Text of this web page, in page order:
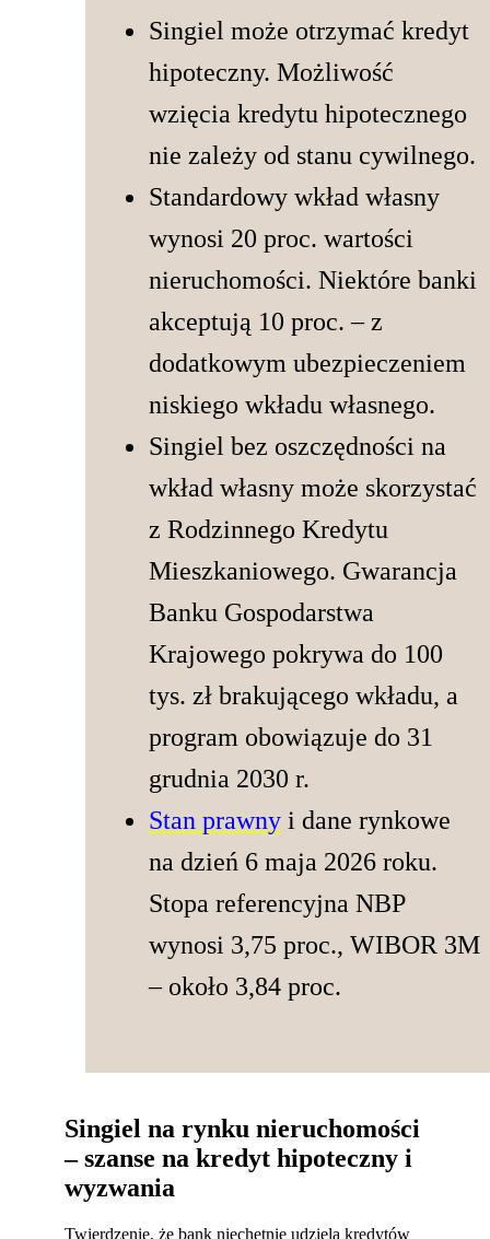
Singiel może otrzymać kredyt
hipoteczny. Możliwość
wzięcia kredytu hipotecznego
nie zależy od stanu cywilnego.
Standardowy wkład własny
wynosi 20 proc. wartości
nieruchomości. Niektóre banki
akceptują 10 proc. – z
dodatkowym ubezpieczeniem
niskiego wkładu własnego.
Singiel bez oszczędności na
wkład własny może skorzystać
z Rodzinnego Kredytu
Mieszkaniowego. Gwarancja
Banku Gospodarstwa
Krajowego pokrywa do 100
tys. zł brakującego wkładu, a
program obowiązuje do 31
grudnia 2030 r.
Stan prawnyi dane rynkowe
na dzień 6 maja 2026 roku.
Stopa referencyjna NBP
wynosi 3,75 proc., WIBOR 3M
– około 3,84 proc.
Singiel na rynku nieruchomości
– szanse na kredyt hipoteczny i
wyzwania
Twierdzenie, że bank niechętnie udziela kredytów